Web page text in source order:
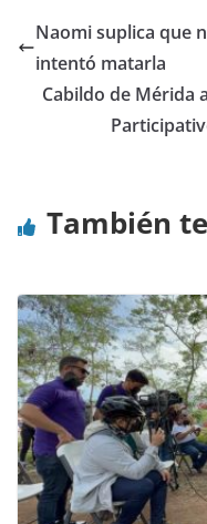
Naomi suplica que
intentó matarla
Cabildo de Mérida
También